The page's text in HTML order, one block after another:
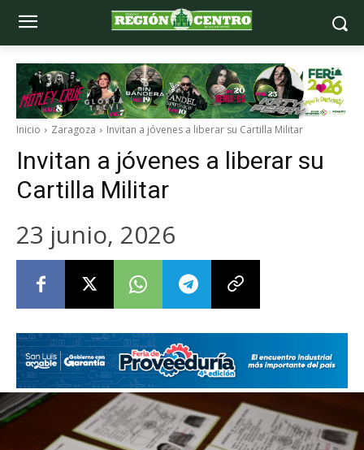
Inicio Zaragoza Invitan a jóvenes a liberar su Cartilla Militar
Invitan a jóvenes a liberar su
Cartilla Militar
23 junio, 2026